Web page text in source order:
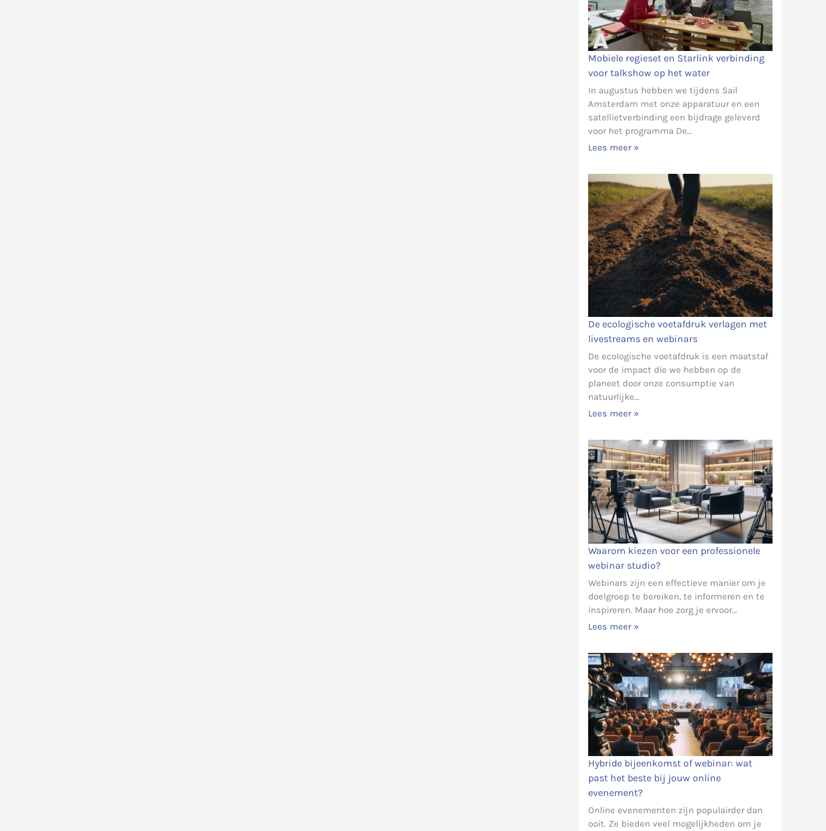
Mobiele regieset en Starlink verbinding
voor talkshow op het water
In augustus hebben we tijdens Sail
Amsterdam met onze apparatuur en een
satellietverbinding een bijdrage geleverd
voor het programma De…
Lees meer »
De ecologische voetafdruk verlagen met
livestreams en webinars
De ecologische voetafdruk is een maatstaf
voor de impact die we hebben op de
planeet door onze consumptie van
natuurlijke…
Lees meer »
Waarom kiezen voor een professionele
webinar studio?
Webinars zijn een effectieve manier om je
doelgroep te bereiken, te informeren en te
inspireren. Maar hoe zorg je ervoor…
Lees meer »
Hybride bijeenkomst of webinar: wat
past het beste bij jouw online
evenement?
Online evenementen zijn populairder dan
ooit. Ze bieden veel mogelijkheden om je